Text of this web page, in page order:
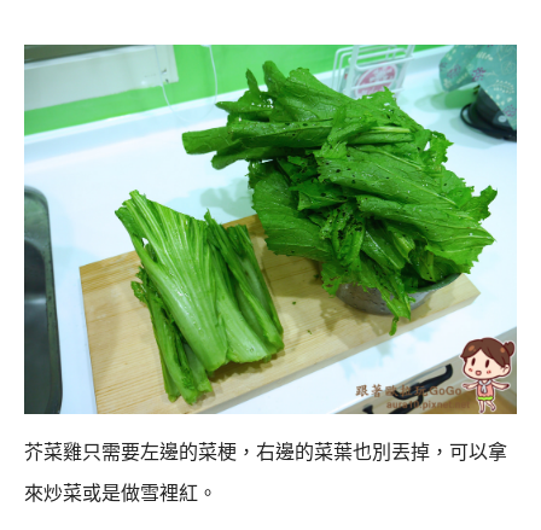
芥菜雞只需要左邊的菜梗，右邊的菜葉也別丟掉，可以拿
來炒菜或是做雪裡紅。